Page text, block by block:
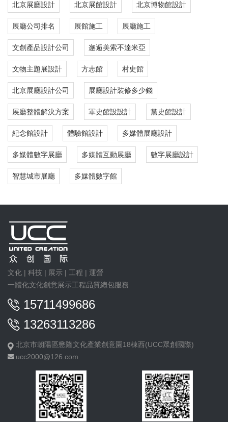
北京展廳設計 北京展館設計 北京博物館設計
展廳公司排名 展館施工 展廳施工
文創產品設計公司 邂逅美索不達米亞
文物主題展設計 方志館 村史館
北京展廳設計公司 展廳設計裝修多少錢
展廳整體解決方案 軍史館設設計 黨史館設計
紀念館設計 體驗館設計 多媒體展廳設計
多媒體數字展廳 多媒體互動展廳 數字展廳設計
智慧城市展廳 多媒體數字館
文化 | 科技 | 展示 | 工程 | 運營
一體化文化創意展示工程品質總包服務
15711499686
13263113286
北京市朝陽區懋隆文化產業創意園18棟西(UCC眾創國際)
ucc2000@126.com